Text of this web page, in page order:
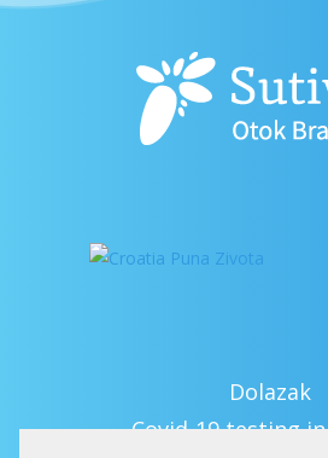
Dolazak
Covid-19 testing